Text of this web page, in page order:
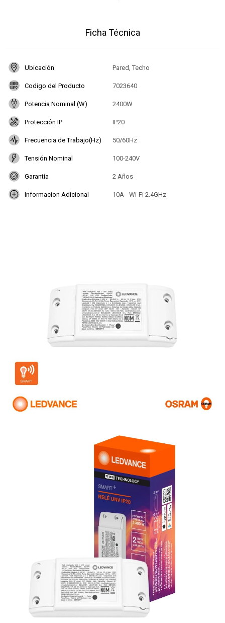
Ficha Técnica
Ubicación Pared, Techo
Codigo del Producto 7023640
Potencia Nominal (W) 2400W
Protección IP IP20
Frecuencia de Trabajo(Hz) 50/60Hz
Tensión Nominal 100-240V
Garantía 2 Años
Informacion Adicional 10A - Wi-Fi 2.4GHz